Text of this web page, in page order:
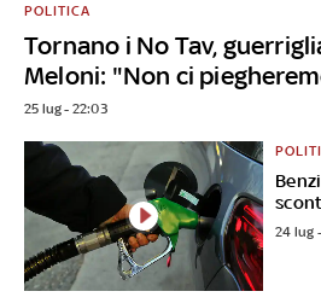
Tornano i No Tav,
Meloni: "Non ci
POLITICA
25 lug - 22:03
24 lug